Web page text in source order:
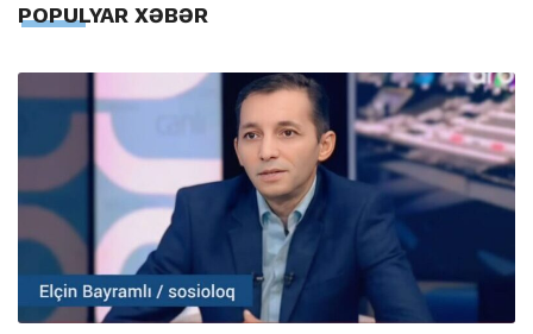
POPULYAR XƏBƏR